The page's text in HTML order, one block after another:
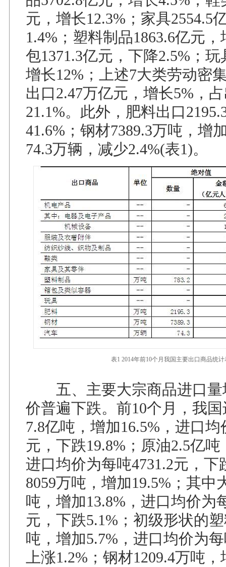
元，增长12.3%；家具2554.5
1.4%；塑料制品1863.6亿元
包1371.3亿元，下降2.5%；玩
增长12%；上述7大类劳动密
出口2.47万亿元，增长5%，
21.1%。此外，肥料出口
41.6%；钢材7389.3万吨，增
74.3万辆，减少2.4%(表1)。
表1 2014年前10个月我国主要出口商品统计
五、主要大宗商品进口量
价普遍下跌。前10个月，我
7.8亿吨，增加16.5%，进口均
元，下跌19.8%；原油2.5亿吨
进口均价为每吨4731.2元，下
8059万吨，增加19.5%；其中
吨，增加13.8%，进口均价为
元，下跌5.1%；初级形状的
吨，增加5.7%，进口均价为
上涨1.2%；钢材1209.4万吨